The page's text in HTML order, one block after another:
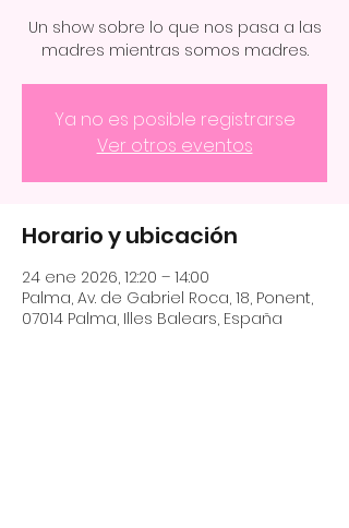
Un show sobre lo que nos pasa a las
madres mientras somos madres.
Ya no es posible registrarse
Ver otros eventos
Horario y ubicación
24 ene 2026, 12:20 – 14:00
Palma, Av. de Gabriel Roca, 18, Ponent,
07014 Palma, Illes Balears, España